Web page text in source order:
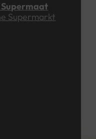
Supermaat
Supermarkt